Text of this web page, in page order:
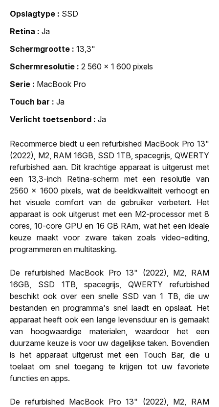
Opslagtype
SSD
Retina
Ja
Schermgrootte
13,3"
Schermresolutie
2 560 x 1 600 pixels
Serie
MacBook Pro
Touch bar
Ja
Verlicht toetsenbord
Ja
Recommerce biedt u een refurbished MacBook Pro 13"
(2022), M2, RAM 16GB, SSD 1TB, spacegrijs, QWERTY
refurbished aan. Dit krachtige apparaat is uitgerust met
een 13,3-inch Retina-scherm met een resolutie van
2560 x 1600 pixels, wat de beeldkwaliteit verhoogt en
het visuele comfort van de gebruiker verbetert. Het
apparaat is ook uitgerust met een M2-processor met 8
cores, 10-core GPU en 16 GB RAm, wat het een ideale
keuze maakt voor zware taken zoals video-editing,
programmeren en multitasking.
De refurbished MacBook Pro 13" (2022), M2, RAM
16GB, SSD 1TB, spacegrijs, QWERTY refurbished
beschikt ook over een snelle SSD van 1 TB, die uw
bestanden en programma's snel laadt en opslaat. Het
apparaat heeft ook een lange levensduur en is gemaakt
van hoogwaardige materialen, waardoor het een
duurzame keuze is voor uw dagelijkse taken. Bovendien
is het apparaat uitgerust met een Touch Bar, die u
toelaat om snel toegang te krijgen tot uw favoriete
functies en apps.
De refurbished MacBook Pro 13" (2022), M2, RAM